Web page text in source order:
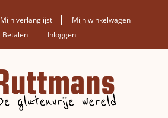
Mijn verlanglijst
Mijn winkelwagen
Betalen
Inloggen